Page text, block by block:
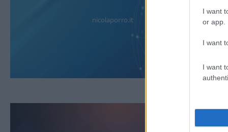
I want
or app.
I want
I want
nicolaporro.it